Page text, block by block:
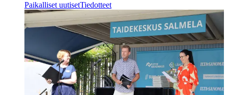
Paikalliset uutisetTiedotteet